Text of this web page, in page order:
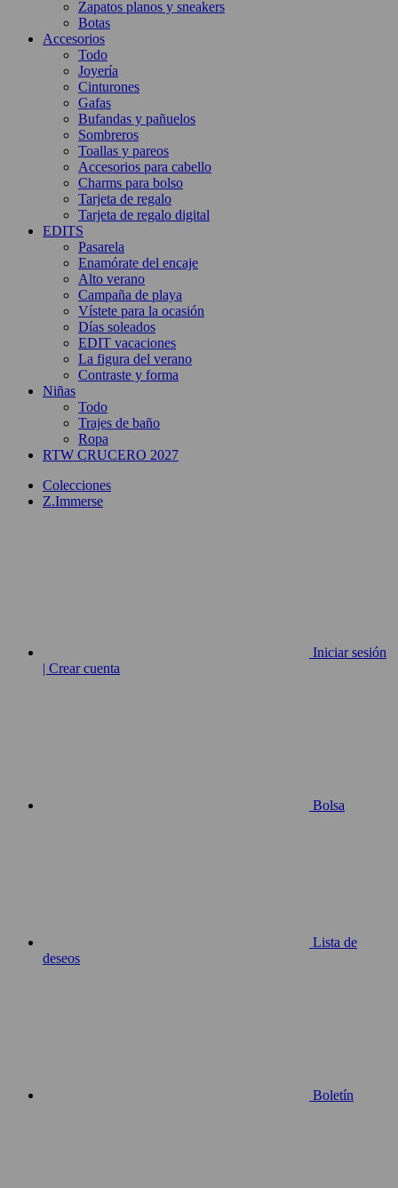
Zapatos planos y sneakers
Botas
Accesorios
Todo
Joyería
Cinturones
Gafas
Bufandas y pañuelos
Sombreros
Toallas y pareos
Accesorios para cabello
Charms para bolso
Tarjeta de regalo
Tarjeta de regalo digital
EDITS
Pasarela
Enamórate del encaje
Alto verano
Campaña de playa
Vístete para la ocasión
Días soleados
EDIT vacaciones
La figura del verano
Contraste y forma
Niñas
Todo
Trajes de baño
Ropa
RTW CRUCERO 2027
Colecciones
Z.Immerse
Iniciar sesión
| Crear cuenta
Bolsa
Lista de
deseos
Boletín